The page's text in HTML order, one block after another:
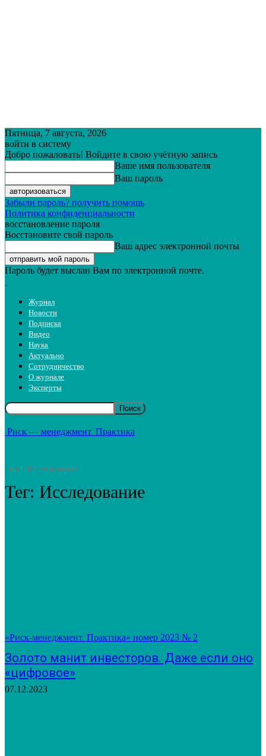
Пятница, 7 августа, 2026
войти в систему
Добро пожаловать! Войдите в свою учётную запись
Ваше имя пользователя
Ваш пароль
Забыли пароль? получить помощь
Политика конфиденциальности
восстановление пароля
Восстановите свой пароль
Ваш адрес электронной почты
Пароль будет выслан Вам по электронной почте.
Журнал
Новости
Подписка
Видео
Наука
Актуально
Сотрудничество
О журнале
Эксперты
Риск — менеджмент. Практика
Теги Исследование
Тег: Исследование
«Риск-менеджмент. Практика» номер 2023 № 2
Золото манит инвесторов. Даже если оно
«цифровое»
07.12.2023